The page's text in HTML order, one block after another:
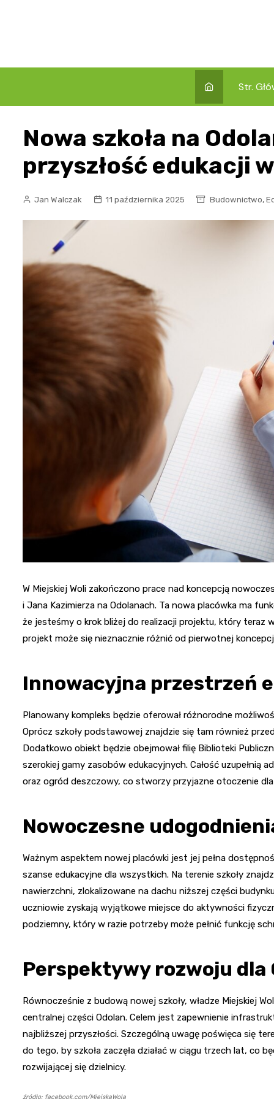
Str.
Nowa szkoła na
przyszłość edukacji
Jan Walczak 11 października 2025 Budownictwo,
W Miejskiej Woli zakończono prace nad koncepcją
i Jana Kazimierza na Odolanach. Ta nowa placówka ma
że jesteśmy o krok bliżej do realizacji projektu, który teraz
projekt może się nieznacznie różnić od pierwotnej
Innowacyjna przestrzeń
Planowany kompleks będzie oferował różnorodne
Oprócz szkoły podstawowej znajdzie się tam również
Dodatkowo obiekt będzie obejmował filię Biblioteki
szerokiej gamy zasobów edukacyjnych. Całość uzupełnią
oraz ogród deszczowy, co stworzy przyjazne otoczenie
Nowoczesne
Ważnym aspektem nowej placówki jest jej pełna
szanse edukacyjne dla wszystkich. Na terenie szkoły
nawierzchni, zlokalizowane na dachu niższej części
uczniowie zyskają wyjątkowe miejsce do aktywności
podziemny, który w razie potrzeby może pełnić funkcję
Perspektywy rozwoju dla
Równocześnie z budową nowej szkoły, władze Miejskiej
centralnej części Odolan. Celem jest zapewnienie
najbliższej przyszłości. Szczególną uwagę poświęca się
do tego, by szkoła zaczęła działać w ciągu trzech lat, co
rozwijającej się dzielnicy.
źródło: facebook.com/MiejskaWola